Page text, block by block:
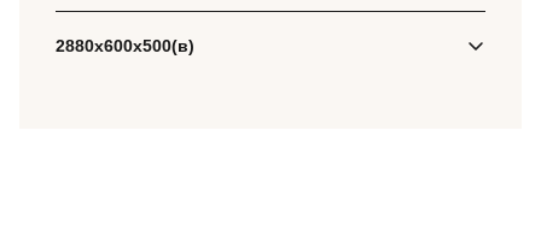
2880х600х500(в)